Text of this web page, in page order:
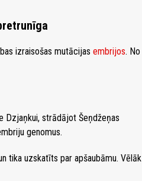
izraisošas mutācijas embrijos. No
Dzjaņkui, strādājot Šeņdžeņas
genomus.
tika uzskatīts par apšaubāmu. Vēlāk